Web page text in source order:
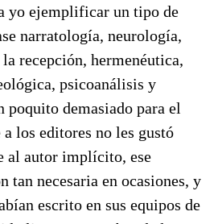
yo ejemplificar un tipo de
narratología, neurología,
recepción, hermenéutica,
psicoanálisis y
poquito demasiado para el
los editores no les gustó
al autor implícito, ese
tan necesaria en ocasiones, y
escrito en sus equipos de